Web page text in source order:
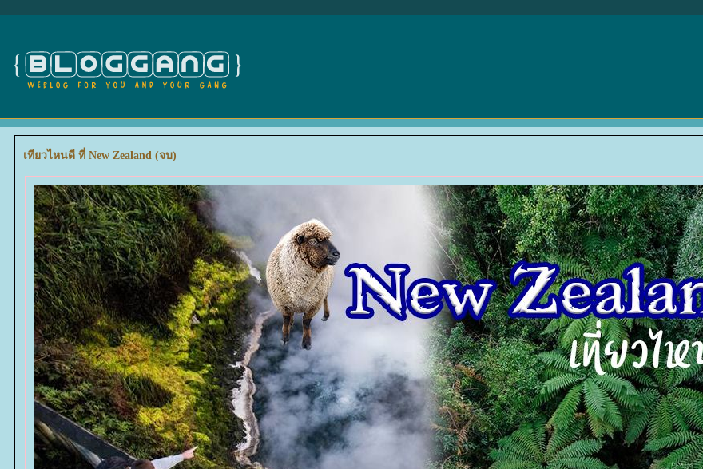
เทียวไหนดี ที่ New Zealand (จบ)